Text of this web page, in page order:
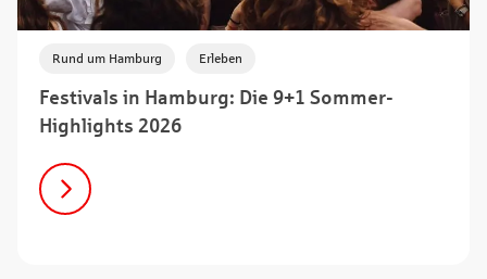
Festivals in Hamburg: Die 9+1 Sommer-
Highlights 2026
Rund um Hamburg Erleben